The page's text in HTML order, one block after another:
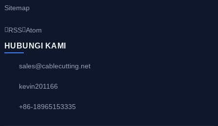
Sitemap
RSS Atom
HUBUNGI KAMI
sales@cablecutting.net
kevin201166
+86-18965153335